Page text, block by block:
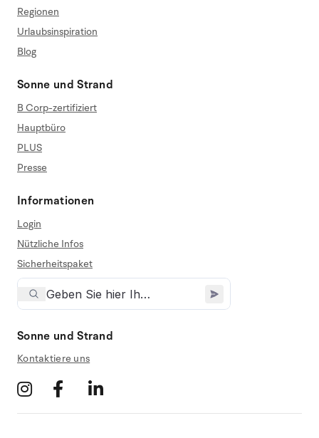
Regionen
Urlaubsinspiration
Blog
Sonne und Strand
B Corp-zertifiziert
Hauptbüro
PLUS
Presse
Informationen
Login
Nützliche Infos
Sicherheitspaket
Sonne und Strand
Kontaktiere uns